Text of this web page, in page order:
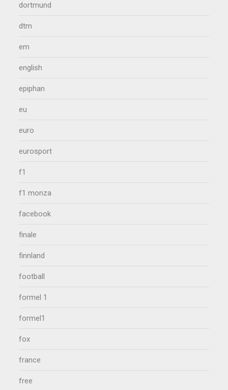
dortmund
dtm
em
english
epiphan
eu
euro
eurosport
f1
f1 monza
facebook
finale
finnland
football
formel 1
formel1
fox
france
free